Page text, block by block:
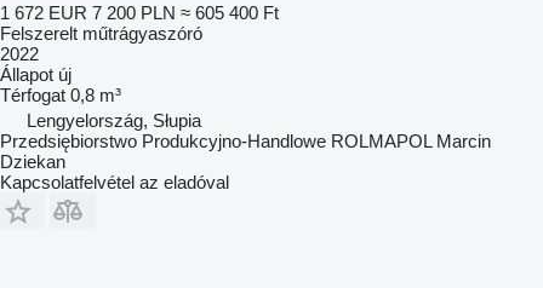
1 672 EUR 7 200 PLN ≈ 605 400 Ft
Felszerelt műtrágyaszóró
2022
Állapot új
Térfogat 0,8 m³
Lengyelország, Słupia
Przedsiębiorstwo Produkcyjno-Handlowe ROLMAPOL Marcin
Dziekan
Kapcsolatfelvétel az eladóval